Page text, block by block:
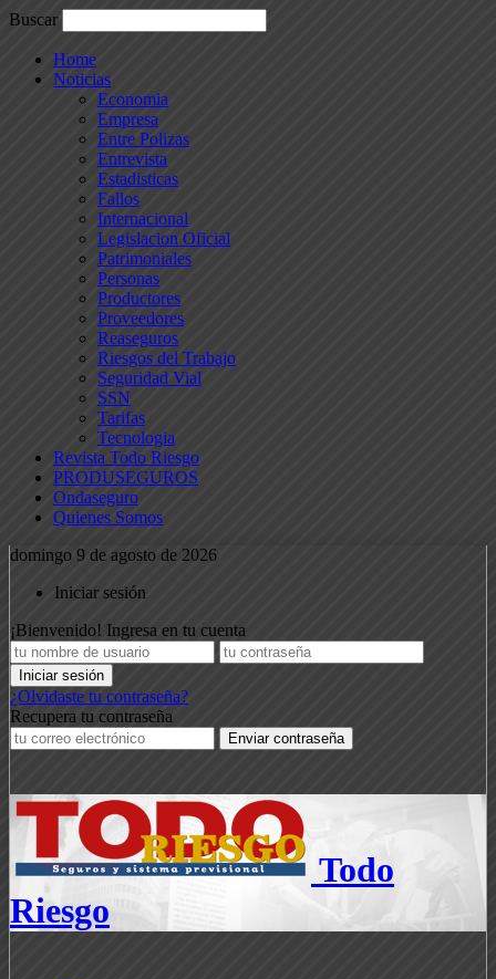
Buscar
Home
Noticias
Economia
Empresa
Entre Polizas
Entrevista
Estadisticas
Fallos
Internacional
Legislacion Oficial
Patrimoniales
Personas
Productores
Proveedores
Reaseguros
Riesgos del Trabajo
Seguridad Vial
SSN
Tarifas
Tecnologia
Revista Todo Riesgo
PRODUSEGUROS
Ondaseguro
Quienes Somos
domingo 9 de agosto de 2026
Iniciar sesión
¡Bienvenido! Ingresa en tu cuenta
¿Olvidaste tu contraseña?
Recupera tu contraseña
Todo
Riesgo